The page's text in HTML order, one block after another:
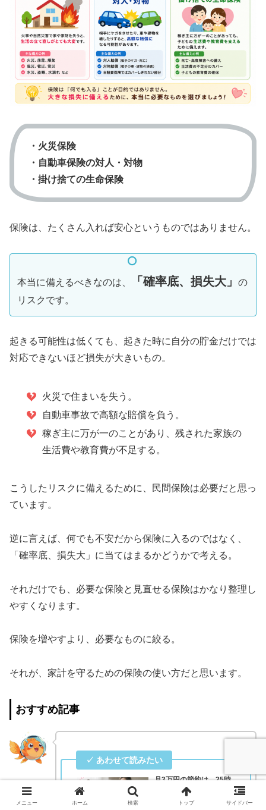
・火災保険
・自動車保険の対人・対物
・掛け捨ての生命保険
保険は、たくさん入れば安心というものではありません。
本当に備えるべきなのは、 「確率底、損失大」
の
リスクです。
起きる可能性は低くても、起きた時に自分の貯金だけでは
対応できないほど損失が大きいもの。
火災で住まいを失う。
自動車事故で高額な賠償を負う。
稼ぎ主に万が一のことがあり、残された家族の
生活費や教育費が不足する。
こうしたリスクに備えるために、民間保険は必要だと思っ
ています。
逆に言えば、何でも不安だから保険に入るのではなく、
「確率底、損失大」に当てはまるかどうかで考える。
それだけでも、必要な保険と見直せる保険はかなり整理し
やすくなります。
保険を増やすより、必要なものに絞る。
それが、家計を守るための保険の使い方だと思います。
おすすめ記事
月3万円の節約は、25時
間働いたのと同じかもし
皆さん、こんにちは。今日
メニュー ホーム 検索 トップ サイドバー